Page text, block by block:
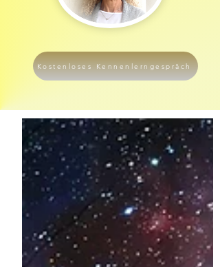
Kostenloses Kennenlerngespräch